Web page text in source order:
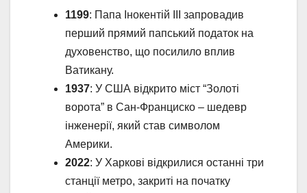
1199: Папа Інокентій III запровадив
перший прямий папський податок на
духовенство, що посилило вплив
Ватикану.
1937: У США відкрито міст “Золоті
ворота” в Сан-Франциско – шедевр
інженерії, який став символом
Америки.
2022: У Харкові відкрилися останні три
станції метро, закриті на початку